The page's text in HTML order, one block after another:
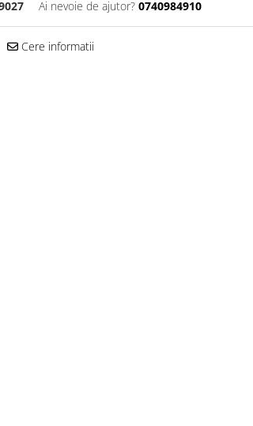
Ai nevoie de ajutor? 0740984910
Cere informatii